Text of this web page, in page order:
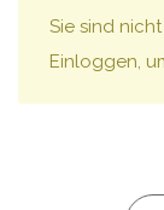
Sie sind
Einloggen,